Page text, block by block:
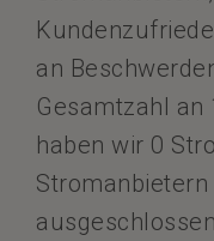
an
Gesamtzahl an
haben wir 0